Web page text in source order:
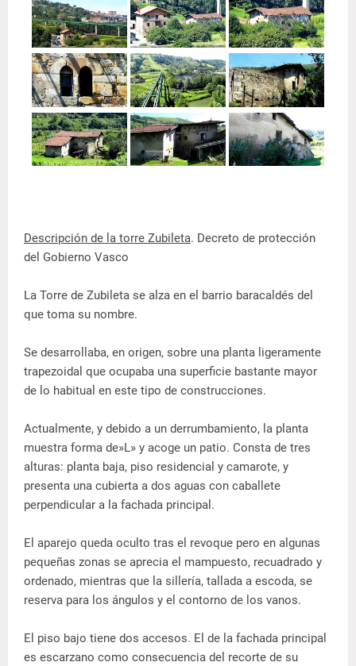
Descripción de la torre Zubileta. Decreto de protección
del Gobierno Vasco
La Torre de Zubileta se alza en el barrio baracaldés del
que toma su nombre.
Se desarrollaba, en origen, sobre una planta ligeramente
trapezoidal que ocupaba una superficie bastante mayor
de lo habitual en este tipo de construcciones.
Actualmente, y debido a un derrumbamiento, la planta
muestra forma de»L» y acoge un patio. Consta de tres
alturas: planta baja, piso residencial y camarote, y
presenta una cubierta a dos aguas con caballete
perpendicular a la fachada principal.
El aparejo queda oculto tras el revoque pero en algunas
pequeñas zonas se aprecia el mampuesto, recuadrado y
ordenado, mientras que la sillería, tallada a escoda, se
reserva para los ángulos y el contorno de los vanos.
El piso bajo tiene dos accesos. El de la fachada principal
es escarzano como consecuencia del recorte de su